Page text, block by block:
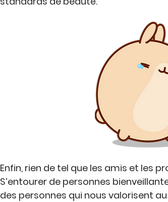
Enfin, rien de tel que les amis et les
S’entourer de personnes
des personnes qui nous valorisent